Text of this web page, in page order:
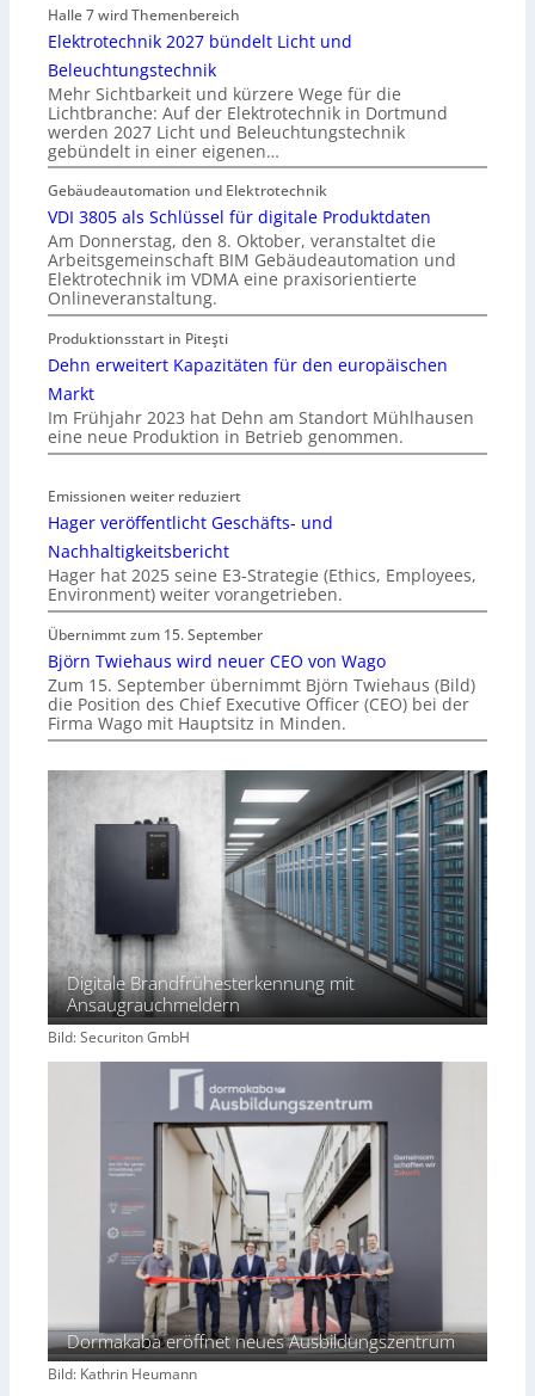
Halle 7 wird Themenbereich
Elektrotechnik 2027 bündelt Licht und
Beleuchtungstechnik
Mehr Sichtbarkeit und kürzere Wege für die
Lichtbranche: Auf der Elektrotechnik in Dortmund
werden 2027 Licht und Beleuchtungstechnik
gebündelt in einer eigenen…
Gebäudeautomation und Elektrotechnik
VDI 3805 als Schlüssel für digitale Produktdaten
Am Donnerstag, den 8. Oktober, veranstaltet die
Arbeitsgemeinschaft BIM Gebäudeautomation und
Elektrotechnik im VDMA eine praxisorientierte
Onlineveranstaltung.
Produktionsstart in Piteşti
Dehn erweitert Kapazitäten für den europäischen
Markt
Im Frühjahr 2023 hat Dehn am Standort Mühlhausen
eine neue Produktion in Betrieb genommen.
Emissionen weiter reduziert
Hager veröffentlicht Geschäfts- und
Nachhaltigkeitsbericht
Hager hat 2025 seine E3-Strategie (Ethics, Employees,
Environment) weiter vorangetrieben.
Übernimmt zum 15. September
Björn Twiehaus wird neuer CEO von Wago
Zum 15. September übernimmt Björn Twiehaus (Bild)
die Position des Chief Executive Officer (CEO) bei der
Firma Wago mit Hauptsitz in Minden.
Digitale Brandfrühesterkennung mit
Ansaugrauchmeldern
Bild: Securiton GmbH
Dormakaba eröffnet neues Ausbildungszentrum
Bild: Kathrin Heumann